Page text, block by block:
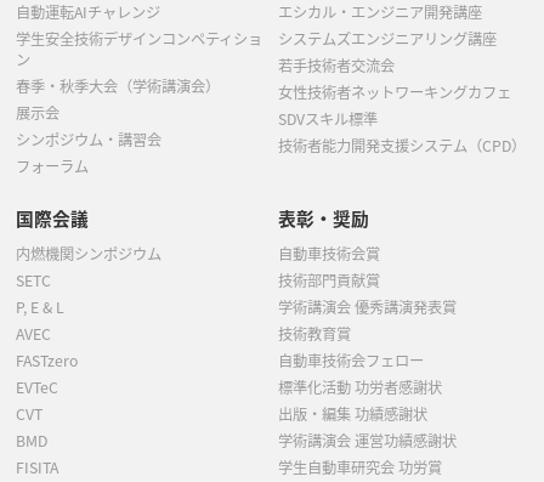
自動運転AIチャレンジ
学生安全技術デザインコンペティショ
ン
春季・秋季大会（学術講演会）
展示会
シンポジウム・講習会
フォーラム
エシカル・エンジニア開発講座
システムズエンジニアリング講座
若手技術者交流会
女性技術者ネットワーキングカフェ
SDVスキル標準
技術者能力開発支援システム（CPD）
国際会議
内燃機関シンポジウム
SETC
P, E & L
AVEC
FASTzero
EVTeC
CVT
BMD
FISITA
表彰・奨励
自動車技術会賞
技術部門貢献賞
学術講演会 優秀講演発表賞
技術教育賞
自動車技術会フェロー
標準化活動 功労者感謝状
出版・編集 功績感謝状
学術講演会 運営功績感謝状
学生自動車研究会 功労賞